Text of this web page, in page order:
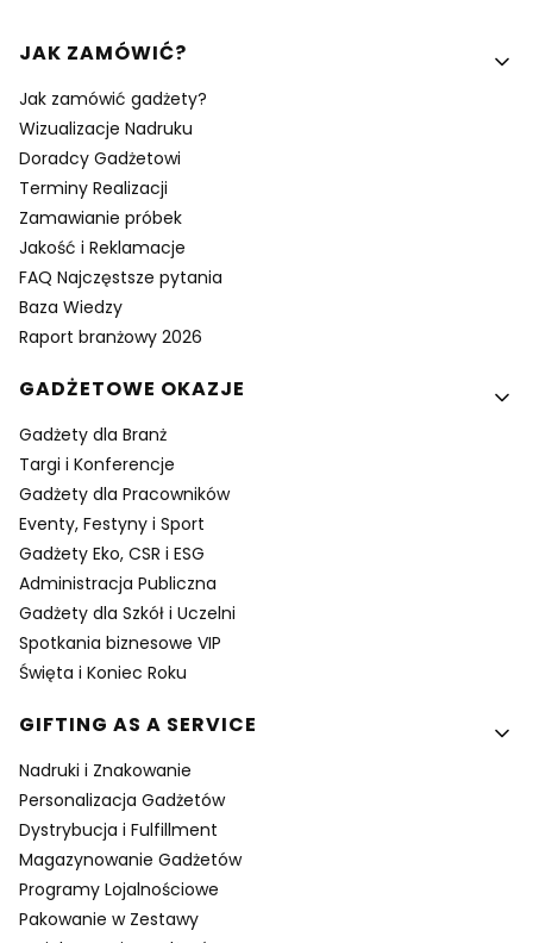
Linki w stopce
JAK ZAMÓWIĆ?
Jak zamówić gadżety?
Wizualizacje Nadruku
Doradcy Gadżetowi
Terminy Realizacji
Zamawianie próbek
Jakość i Reklamacje
FAQ Najczęstsze pytania
Baza Wiedzy
Raport branżowy 2026
GADŻETOWE OKAZJE
Gadżety dla Branż
Targi i Konferencje
Gadżety dla Pracowników
Eventy, Festyny i Sport
Gadżety Eko, CSR i ESG
Administracja Publiczna
Gadżety dla Szkół i Uczelni
Spotkania biznesowe VIP
Święta i Koniec Roku
GIFTING AS A SERVICE
Nadruki i Znakowanie
Personalizacja Gadżetów
Dystrybucja i Fulfillment
Magazynowanie Gadżetów
Programy Lojalnościowe
Pakowanie w Zestawy